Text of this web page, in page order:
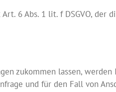
6 Abs. 1 lit. f DSGVO,
zukommen lassen,
und für den Fall von